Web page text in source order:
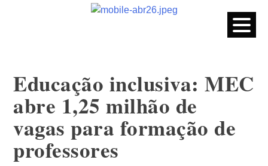
CPERS – Sindicato dos Professores e Funcionários de escola
Educação inclusiva: MEC
abre 1,25 milhão de
vagas para formação de
professores